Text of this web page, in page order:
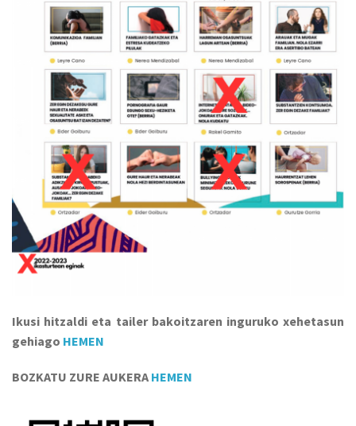
Ikusi hitzaldi eta tailer bakoitzaren inguruko xehetasun
gehiago HEMEN
BOZKATU ZURE AUKERA HEMEN